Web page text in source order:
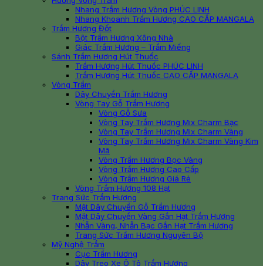
Nhang Trầm Hương Vòng PHÚC LINH
Nhang Khoanh Trầm Hương CAO CẤP MANGALA
Trầm Hương Đốt
Bột Trầm Hương Xông Nhà
Giác Trầm Hương – Trầm Miếng
Sánh Trầm Hương Hút Thuốc
Trầm Hương Hút Thuốc PHÚC LINH
Trầm Hương Hút Thuốc CAO CẤP MANGALA
Vòng Trầm
Dây Chuyền Trầm Hương
Vòng Tay Gỗ Trầm Hương
Vòng Gỗ Sưa
Vòng Tay Trầm Hương Mix Charm Bạc
Vòng Tay Trầm Hương Mix Charm Vàng
Vòng Tay Trầm Hương Mix Charm Vàng Kim
Mã
Vòng Trầm Hương Bọc Vàng
Vòng Trầm Hương Cao Cấp
Vòng Trầm Hương Giá Rẻ
Vòng Trầm Hương 108 Hạt
Trang Sức Trầm Hương
Mặt Dây Chuyền Gỗ Trầm Hương
Mặt Dây Chuyền Vàng Gắn Hạt Trầm Hương
Nhẫn Vàng, Nhẫn Bạc Gắn Hạt Trầm Hương
Trang Sức Trầm Hương Nguyên Bộ
Mỹ Nghệ Trầm
Cục Trầm Hương
Dây Treo Xe Ô Tô Trầm Hương